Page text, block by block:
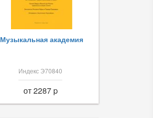
Музыкальная академия
Индекс Э70840
от 2287 p